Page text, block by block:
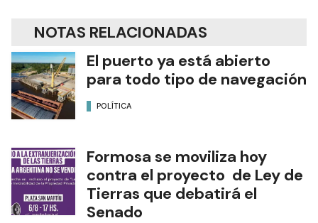
NOTAS RELACIONADAS
El puerto ya está abierto
para todo tipo de navegación
POLÍTICA
Formosa se moviliza hoy
contra el proyecto de Ley de
Tierras que debatirá el
Senado